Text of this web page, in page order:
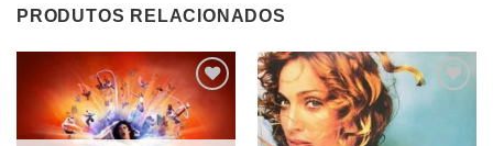
PRODUTOS RELACIONADOS